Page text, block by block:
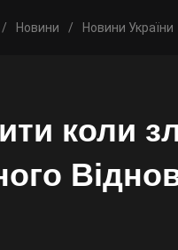
/ Новини / Новини України
коли